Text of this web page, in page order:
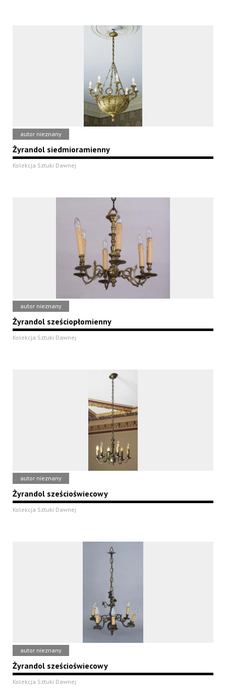
autor nieznany
Żyrandol siedmioramienny
Kolekcja Sztuki Dawnej
autor nieznany
Żyrandol sześciopłomienny
Kolekcja Sztuki Dawnej
autor nieznany
Żyrandol sześcioświecowy
Kolekcja Sztuki Dawnej
autor nieznany
Żyrandol sześcioświecowy
Kolekcja Sztuki Dawnej